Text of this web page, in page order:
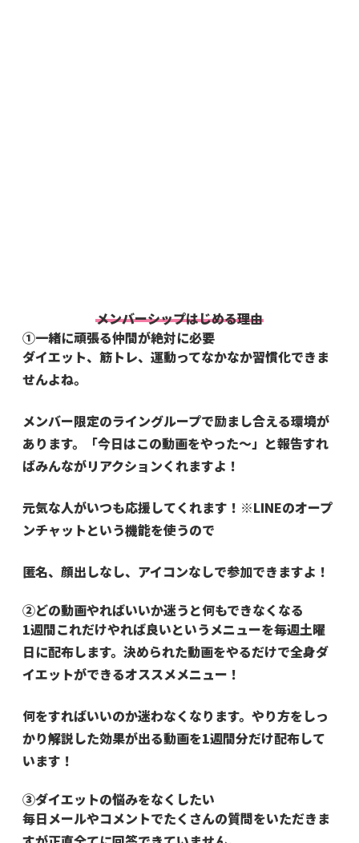
メンバーシップはじめる理由
①一緒に頑張る仲間が絶対に必要
ダイエット、筋トレ、運動ってなかなか習慣化できま
せんよね。
メンバー限定のライングループで励まし合える環境が
あります。
「今日はこの動画をやった〜」と報告すれ
ばみんながリアクションくれますよ！
元気な人がいつも応援してくれます！ ※LINEのオープ
ンチャットという機能を使うので
匿名、顔出しなし、アイコンなしで参加できますよ！
②どの動画やればいいか迷うと何もできなくなる
1週間これだけやれば良いというメニューを毎週土曜
日に配布します。 決められた動画をやるだけで全身ダ
イエットができるオススメメニュー！
何をすればいいのか迷わなくなります。 やり方をしっ
かり解説した効果が出る動画を1週間分だけ配布して
います！
③ダイエットの悩みをなくしたい
毎日メールやコメントでたくさんの質問をいただきま